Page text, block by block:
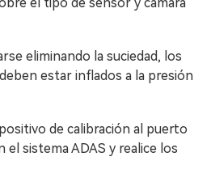
eliminando la suciedad, los
estar inflados a la presión
de calibración al puerto
sistema ADAS y realice los